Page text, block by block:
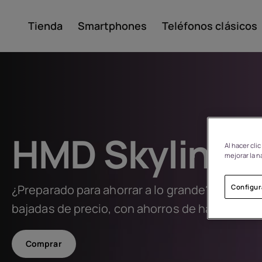
Tienda Smartphones Teléfonos clásicos
Mi cuenta
Acerca de
Reciclaje de dispositivos
HMD Skyline
¿Preparado para ahorrar a lo grande?
bajadas de precio, con ahorros de hasta 230 €
Comprar
Al hacer
mejorar la